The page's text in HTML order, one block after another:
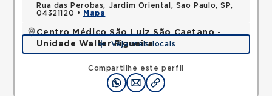
Compartilhe este perfil
Rua das Perobas, Jardim Oriental, Sao Paulo, SP,
04321120 •
Mapa
Centro Médico São Luiz São Caetano -
Unidade Walter Figueira
Rua Walter Figueira, Ceramica, Sao Caetano do
Sul, SP, 09531205 •
Mapa
Veja mais locais